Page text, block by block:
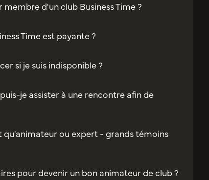
d'un club Business Time ?
Time est payante ?
si je suis indisponible ?
je assister à une rencontre afin de
ou expert - grands témoins
pour devenir un bon animateur de club ?